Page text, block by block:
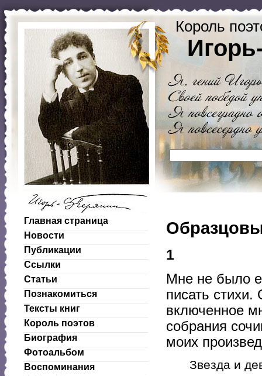
Король
Главная страница
Новости
Публикации
Ссылки
Статьи
Познакомиться
Тексты книг
Король поэтов
Биография
Фотоальбом
Воспоминания
1
Мне не было
писать
включенное
собрания
моих
Звезда и